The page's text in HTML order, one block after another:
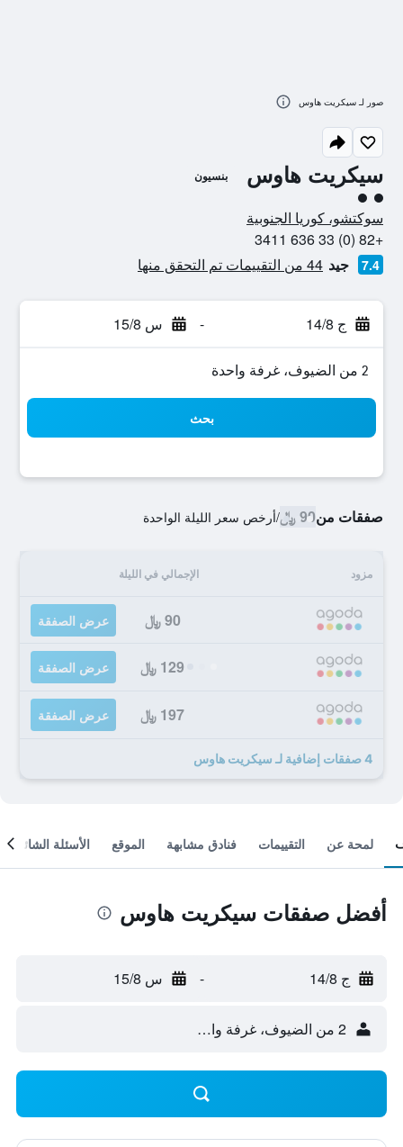
سيكريت هاوس بنسيون
تقييم فئة 2
سوكتشو، كوريا الجنوبية
+82 (0) 33 636 3411
7.4 جيد 44 من التقييمات تم التحقق منها
ج 14/8 - س 15/8
2 من الضيوف، غرفة واحدة
بحث
صفقات من90 ﷼ /أرخص سعر الليلة الواحدة
مزود الإجمالي في الليلة
90 ﷼ عرض الصفقة
129 ﷼ عرض الصفقة
197 ﷼ عرض الصفقة
4 صفقات إضافية لـ سيكريت هاوس
صور لـ سيكريت هاوس
لمحة عن التقييمات فنادق مشابهة الموقع الأسئلة الشائعة
أفضل صفقات سيكريت هاوس
ج 14/8 - س 15/8
2 من الضيوف، غرفة واحدة